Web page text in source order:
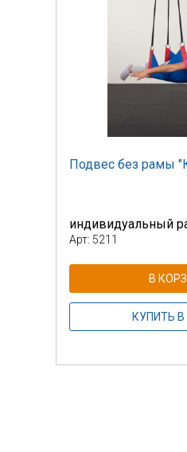
Подвес без рамы
индивидуальный
Арт: 5211
В
КУПИТЬ В